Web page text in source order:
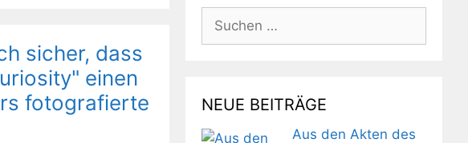
sicher, dass
einen
fotografierte
Suchen
nach:
NEUE BEITRÄGE
Aus den Akten des